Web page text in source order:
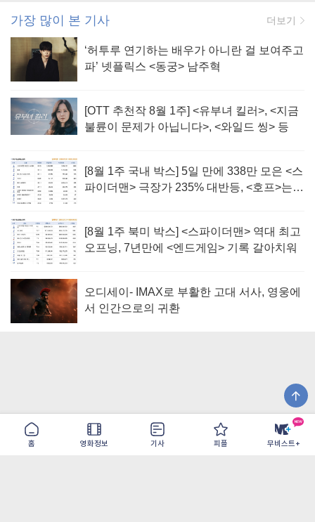
홈 영화정보 기사 피플 무비스트+
가장 많이 본 기사 더보기
‘허투루 연기하는 배우가 아니란 걸 보여주고
파’ 넷플릭스 <동궁> 남주혁
[OTT 추천작 8월 1주] <유부녀 킬러>, <지금
불륜이 문제가 아닙니다>, <와일드 씽> 등
[8월 1주 국내 박스] 5일 만에 338만 모은 <스
파이더맨> 극장가 235% 대반등, <호프>는
[8월 1주 북미 박스] <스파이더맨> 역대 최고
오프닝, 7년만에 <엔드게임> 기록 갈아치워
오디세이- IMAX로 부활한 고대 서사, 영웅에
서 인간으로의 귀환